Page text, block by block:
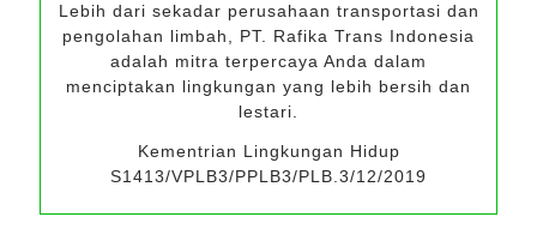
Lebih dari sekadar perusahaan transportasi dan
pengolahan limbah, PT. Rafika Trans Indonesia
adalah mitra terpercaya Anda dalam
menciptakan lingkungan yang lebih bersih dan
lestari.
Kementrian Lingkungan Hidup
S1413/VPLB3/PPLB3/PLB.3/12/2019